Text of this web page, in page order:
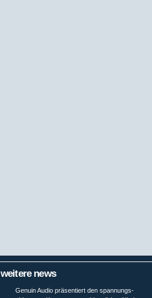
weitere news
Genuin Audio präsentiert den spannungs-